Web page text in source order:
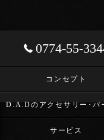
0774-55-
コンセプト
サービス